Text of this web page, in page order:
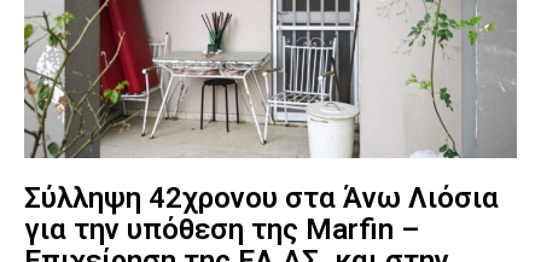
Σύλληψη 42χρονου στα Άνω Λιόσια
για την υπόθεση της Marfin –